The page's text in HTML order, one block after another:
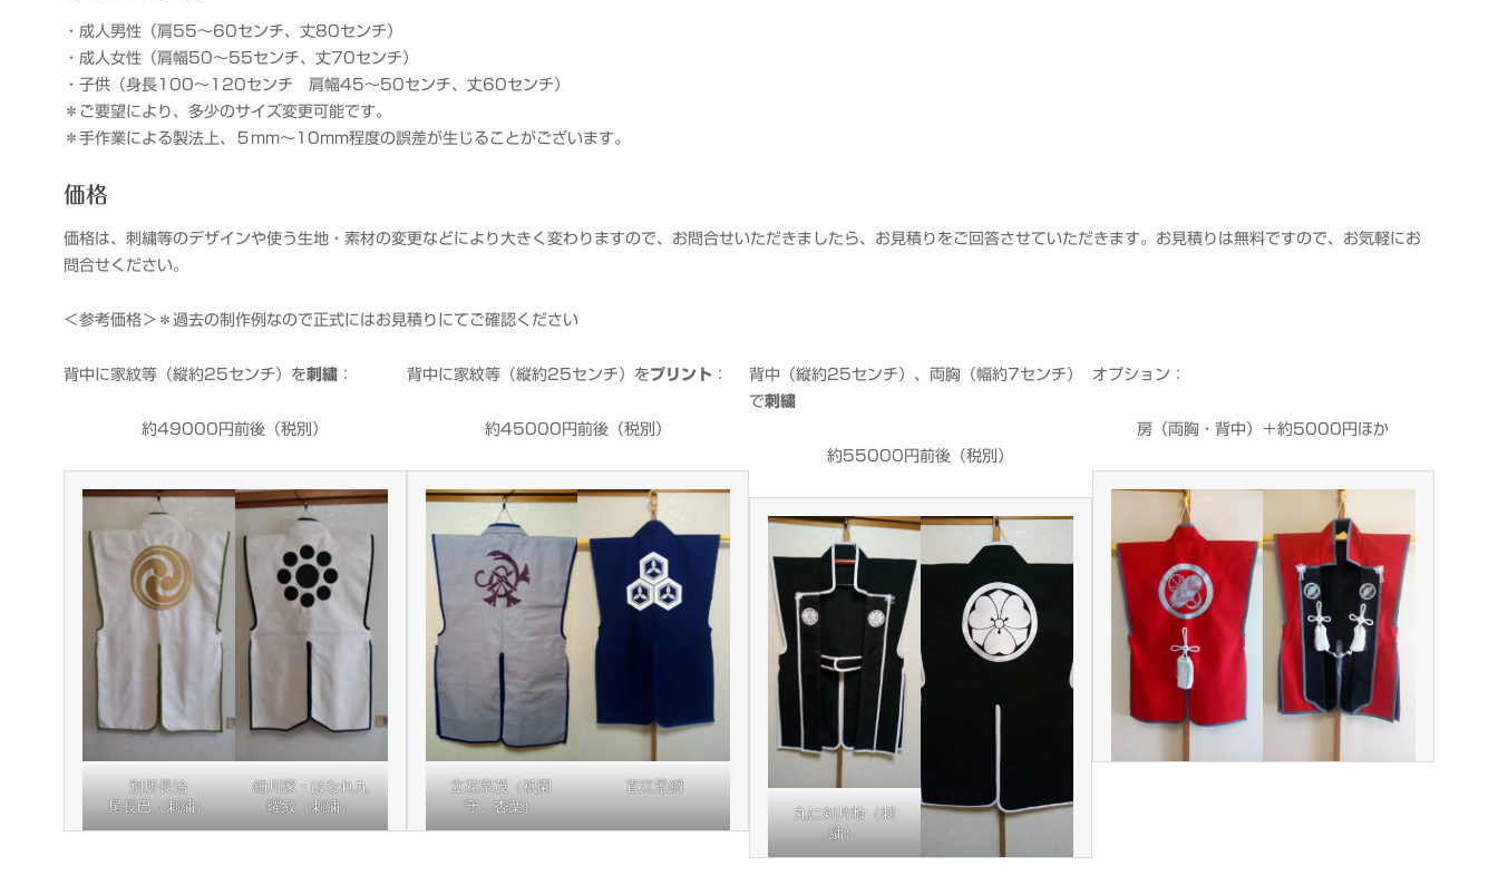
・成人男性（肩55～60センチ、丈80センチ）
・成人女性（肩幅50～55センチ、丈70センチ）
・子供（身長100～120センチ 肩幅45～50センチ、丈60センチ）
＊ご要望により、多少のサイズ変更可能です。
＊手作業による製法上、５mm～10mm程度の誤差が生じることがございます。
価格
価格は、刺繍等のデザインや使う生地・素材の変更などにより大きく変わりますので、お問合せいただきましたら、お見積りをご回答させていただきます。お見積りは無料ですので、お気軽にお
問合せください。
＜参考価格＞＊過去の制作例なので正式にはお見積りにてご確認ください
背中に家紋等（縦約25センチ）を刺繍 ：
約49000円前後（税別）
別所長治
尾長巴（刺繍）
細川家・はなれ九
曜紋（刺繍）
背中に家紋等（縦約25センチ）をプリント ：
約45000円前後（税別）
立花宗茂（祇園
守、杏葉）
直江景綱
背中（縦約25センチ）、両胸（幅約7センチ）
で刺繍
約55000円前後（税別）
丸に剣片喰（刺
繍）
オプション：
房（両胸・背中）＋約5000円ほか